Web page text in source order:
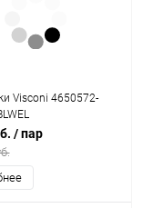
Visconi 4650572-
/ пар